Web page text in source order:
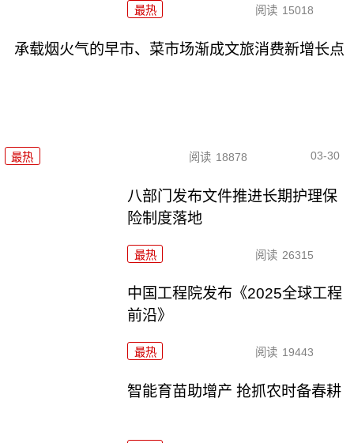
最热 阅读 15018
承载烟火气的早市、菜市场渐成文旅消费新增长点
最热 阅读 18878 03-30
八部门发布文件推进长期护理保
险制度落地
最热 阅读 26315
中国工程院发布《2025全球工程
前沿》
最热 阅读 19443
智能育苗助增产 抢抓农时备春耕